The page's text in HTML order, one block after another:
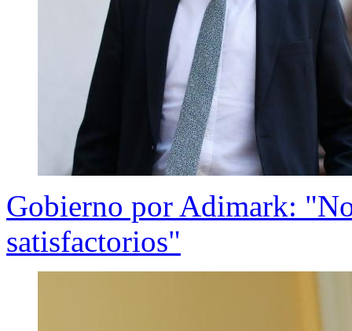
Gobierno por Adimark:
satisfactorios"